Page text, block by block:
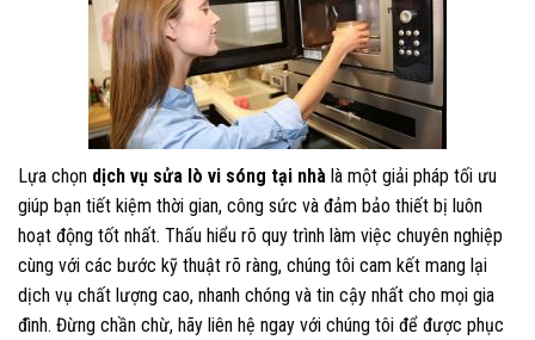
Lựa chọn dịch vụ sửa lò vi sóng tại nhà là một giải pháp tối ưu
giúp bạn tiết kiệm thời gian, công sức và đảm bảo thiết bị luôn
hoạt động tốt nhất. Thấu hiểu rõ quy trình làm việc chuyên nghiệp
cùng với các bước kỹ thuật rõ ràng, chúng tôi cam kết mang lại
dịch vụ chất lượng cao, nhanh chóng và tin cậy nhất cho mọi gia
đình. Đừng chần chừ, hãy liên hệ ngay với chúng tôi để được phục